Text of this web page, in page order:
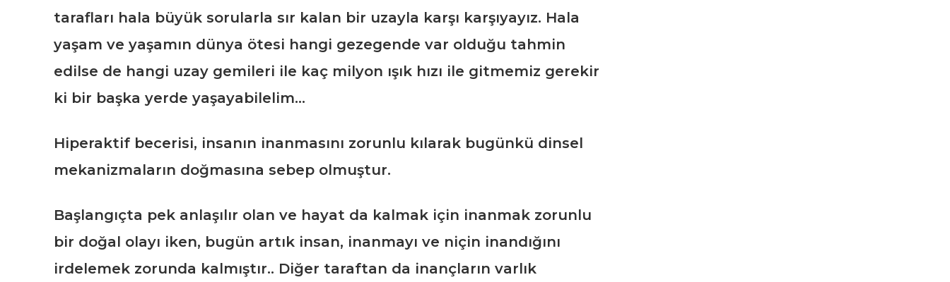
tarafları hala büyük sorularla sır kalan bir uzayla karşı karşıyayız. Hala
yaşam ve yaşamın dünya ötesi hangi gezegende var olduğu tahmin
edilse de hangi uzay gemileri ile kaç milyon ışık hızı ile gitmemiz gerekir
ki bir başka yerde yaşayabilelim…
Hiperaktif becerisi, insanın inanmasını zorunlu kılarak bugünkü dinsel
mekanizmaların doğmasına sebep olmuştur.
Başlangıçta pek anlaşılır olan ve hayat da kalmak için inanmak zorunlu
bir doğal olayı iken, bugün artık insan, inanmayı ve niçin inandığını
irdelemek zorunda kalmıştır.. Diğer taraftan da inançların varlık